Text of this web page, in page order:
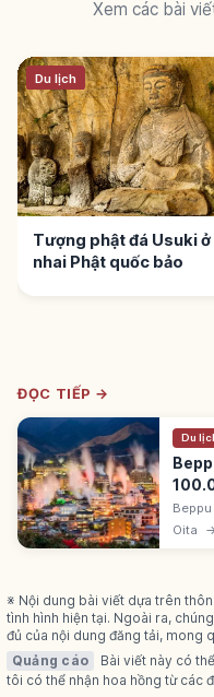
Xem các bài
Du lịch
Tượng phật đá Usuki ở
nhai Phật quốc bảo
ĐỌC TIẾP →
Du
và
Oita
※ Nội dung bài viết dựa trên
tình hình hiện tại. Ngoài ra,
đủ của nội dung đăng tải, mong
Quảng cáo
Bài viết này có
tôi có thể nhận hoa hồng từ các